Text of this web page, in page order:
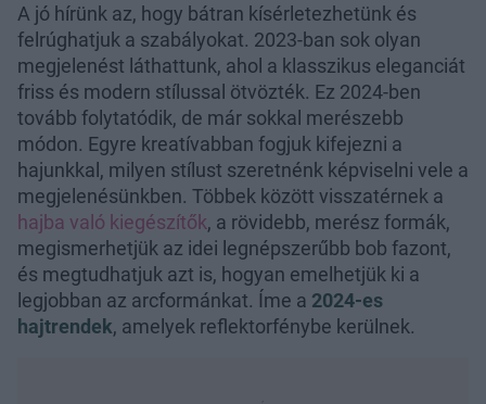
A jó hírünk az, hogy bátran kísérletezhetünk és
felrúghatjuk a szabályokat. 2023-ban sok olyan
megjelenést láthattunk, ahol a klasszikus eleganciát
friss és modern stílussal ötvözték. Ez 2024-ben
tovább folytatódik, de már sokkal merészebb
módon. Egyre kreatívabban fogjuk kifejezni a
hajunkkal, milyen stílust szeretnénk képviselni vele a
megjelenésünkben. Többek között visszatérnek a
hajba való kiegészítők, a rövidebb, merész formák,
megismerhetjük az idei legnépszerűbb bob fazont,
és megtudhatjuk azt is, hogyan emelhetjük ki a
legjobban az arcformánkat. Íme a 2024-es
hajtrendek, amelyek reflektorfénybe kerülnek.